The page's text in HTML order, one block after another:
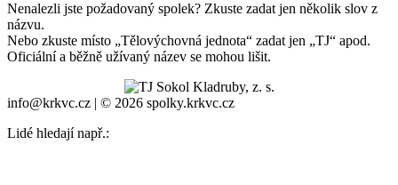
Nenalezli jste požadovaný spolek? Zkuste zadat jen několik slov z
názvu.
Nebo zkuste místo „Tělovýchovná jednota“ zadat jen „TJ“ apod.
Oficiální a běžně užívaný název se mohou lišit.
info@krkvc.cz | © 2026 spolky.krkvc.cz
Lidé hledají např.: